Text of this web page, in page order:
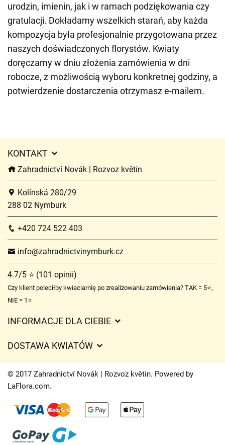
urodzin, imienin, jak i w ramach podziękowania czy
gratulacji. Dokładamy wszelkich starań, aby każda
kompozycja była profesjonalnie przygotowana przez
naszych doświadczonych florystów. Kwiaty
doręczamy w dniu złożenia zamówienia w dni
robocze, z możliwością wyboru konkretnej godziny, a
potwierdzenie dostarczenia otrzymasz e-mailem.
KONTAKT
Zahradnictví Novák | Rozvoz květin
Kolínská 280/29
288 02 Nymburk
+420 724 522 403
info@zahradnictvinymburk.cz
4.7/5 ⭐ (101 opinii)
Czy klient poleciłby kwiaciarnię po zrealizowaniu zamówienia? TAK = 5⭐,
NIE = 1⭐
INFORMACJE DLA CIEBIE
Czasy dostawy kwiatów – przegląd możliwości
DOSTAWA KWIATÓW
Opłaty za dostawę
Gdzie dostarczamy kwiaty
Kontakt
© 2017 Zahradnictví Novák | Rozvoz květin. Powered by
LaFlora.com.